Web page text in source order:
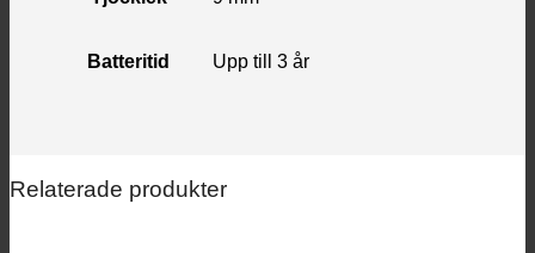
Batteritid Upp till 3 år
Relaterade produkter